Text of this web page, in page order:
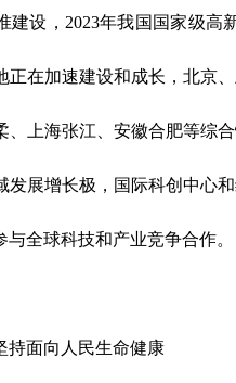
建设， 2023年我国国家级高
正在加速建设和成长，北京
、上海张江、安徽合肥等综
发展增长极，国际科创中心
全球科技和产业竞争合作。
面向人民生命健康